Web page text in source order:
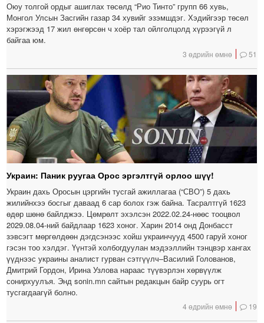
Оюу толгой ордыг ашиглах төсөлд “Рио Тинто” групп 66 хувь,
Монгол Улсын Засгийн газар 34 хувийг эзэмшдэг. Хэдийгээр төсөл
хэрэгжээд 17 жил өнгөрсөн ч хоёр тал ойлголцолд хүрээгүй л
байгаа юм.
3 өдрийн өмнө 51
Украин: Паник руугаа Орос эргэлтгүй орлоо шүү!
Украин дахь Оросын цэргийн тусгай ажиллагаа (“СВО”) 5 дахь
жилийнхээ босгыг даваад 6 сар болох гэж байна. Тасралтгүй 1623
өдөр шөнө байлджээ. Цөмрөлт эхэлсэн 2022.02.24-нөөс тооцвол
2029.08.04-ний байдлаар 1623 хоног. Харин 2014 онд Донбасст
зэвсэгт мөргөлдөөн дэгдсэнээс хойш украинчууд 4500 гаруй хоног
гэсэн тоо хэлдэг. Үүнтэй холбогдуулан мэдээллийн тэнцвэр хангах
үүднээс украины аналист гурван сэтгүүлч–Василий Голованов,
Дмитрий Гордон, Ирина Узлова нараас түүвэрлэн хөрвүүлж
сонирхуулъя. Энд sonin.mn сайтын редакцын байр суурь огт
тусгагдаагүй болно.
4 өдрийн өмнө 19